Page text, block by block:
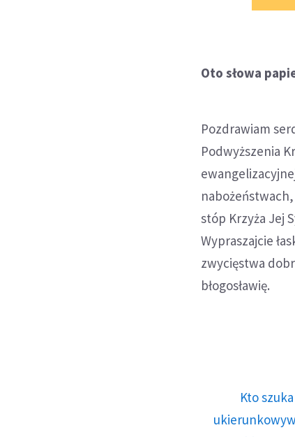
Oto słowa
Pozdrawiam
Podwyższenia
stóp Krzyża Jej
Wypraszajcie
zwycięstwa
błogosławię.
Kto